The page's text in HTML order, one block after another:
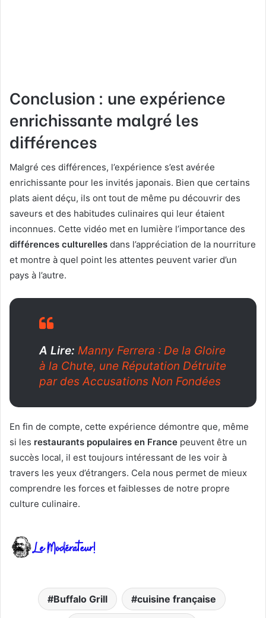
Conclusion : une expérience
enrichissante malgré les
différences
Malgré ces différences, l’expérience s’est avérée
enrichissante pour les invités japonais. Bien que certains
plats aient déçu, ils ont tout de même pu découvrir des
saveurs et des habitudes culinaires qui leur étaient
inconnues. Cette vidéo met en lumière l’importance des
différences culturelles dans l’appréciation de la nourriture
et montre à quel point les attentes peuvent varier d’un
pays à l’autre.
A Lire: Manny Ferrera : De la Gloire
à la Chute, une Réputation Détruite
par des Accusations Non Fondées
En fin de compte, cette expérience démontre que, même
si les restaurants populaires en France peuvent être un
succès local, il est toujours intéressant de les voir à
travers les yeux d’étrangers. Cela nous permet de mieux
comprendre les forces et faiblesses de notre propre
culture culinaire.
Buffalo Grill cuisine française